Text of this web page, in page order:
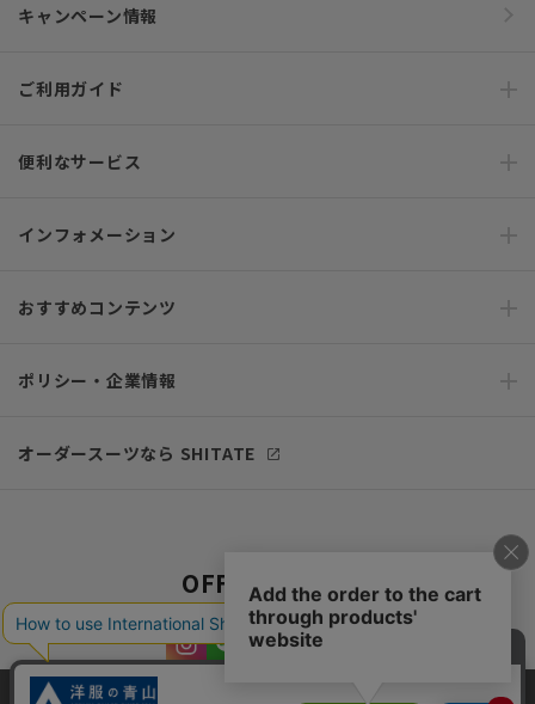
キャンペーン情報
ご利用ガイド
便利なサービス
インフォメーション
おすすめコンテンツ
ポリシー・企業情報
オーダースーツなら SHITATE
OFFICIAL SNS